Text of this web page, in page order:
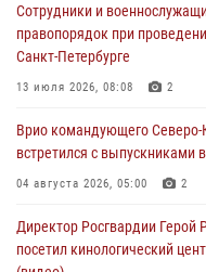
дорогой к Победе в СВО»
08 августа 2026, 07:00 2
Росгвардейцы обеспечили
08 августа 2026, 07:00
В Москве росгвардейцы
08 августа 2026, 06:32 1
Сотрудники и
правопорядок при
Санкт-Петербурге
13 июля 2026, 08:08 2
Врио командующего Северо-
встретился с выпускниками
04 августа 2026, 05:00 2
Директор Росгвардии Герой
посетил кинологический